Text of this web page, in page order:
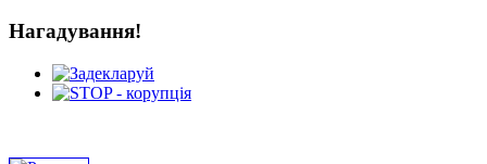
Нагадування!